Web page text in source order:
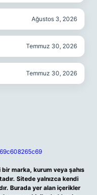
Ağustos 3, 2026
Temmuz 30, 2026
Temmuz 30, 2026
marka, kurum veya şahıs
Sitede yalnızca kendi
Burada yer alan içerikler